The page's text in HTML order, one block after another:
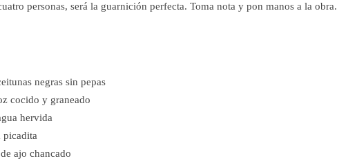
personas, será la guarnición perfecta. Toma nota y pon manos a la obra.
negras sin pepas
cocido y graneado
hervida
ajo chancado